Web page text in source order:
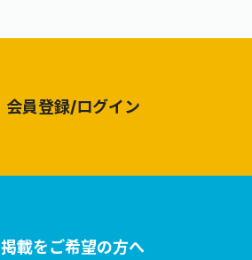
会員登録/ログイン
掲載をご希望の方へ